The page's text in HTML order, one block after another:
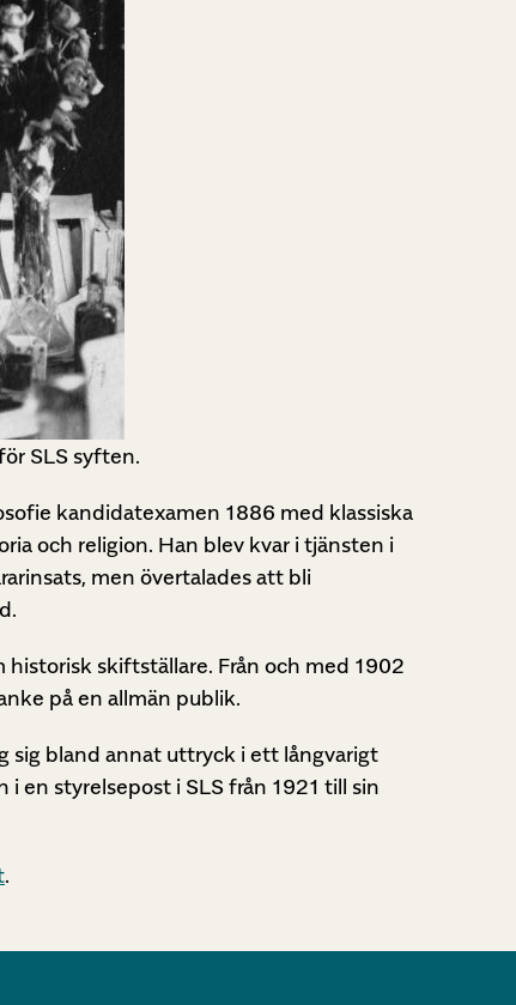
SLS syften.
kandidatexamen 1886 med klassiska
och religion. Han blev kvar i tjänsten i
men övertalades att bli
skiftställare. Från och med 1902
på en allmän publik.
sig bland annat uttryck i ett långvarigt
en styrelsepost i SLS från 1921 till sin
.